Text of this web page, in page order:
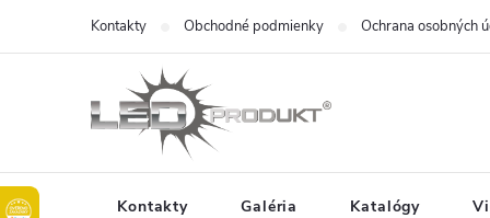
obsah
Kontakty Obchodné podmienky Ochrana osobných
Kontakty Galéria Katalógy